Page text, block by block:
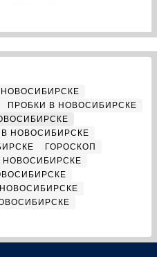
ПРОБКИ В НОВОСИБИРСКЕ
НОВОСИБИРСКЕ
ГОРОСКОП
НОВОСИБИРСКЕ